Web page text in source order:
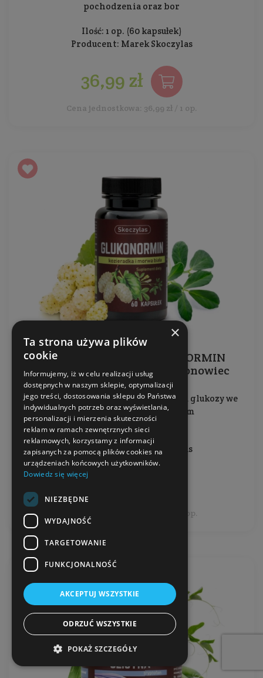
pochodzenia oraz bor
Ilość: 1 op. (60 kapsułek)
Producent: Marek Skoczylas
36,99 zł
Cena jednostkowa: 36,99 zł / 1 op.
Suplement diety - GLUKONORMIN
kozieradka, morwa, cynamonowiec
Pomaga utrzymać prawidłowy poziom glukozy we
krwi, wspomaga metabolizm
Ilość: 1 op. (60 kapsułek)
Producent:Marek Skoczylas
42,99 zł
Cena jednostkowa: 42,99 zł / 1 op.
×
Ta strona używa plików
cookie
Informujemy, iż w celu realizacji usług
dostępnych w naszym sklepie, optymalizacji
jego treści, dostosowania sklepu do Państwa
indywidualnych potrzeb oraz wyświetlania,
personalizacji i mierzenia skuteczności
reklam w ramach zewnętrznych sieci
reklamowych, korzystamy z informacji
zapisanych za pomocą plików cookies na
urządzeniach końcowych użytkowników.
Dowiedz się więcej
NIEZBĘDNE
WYDAJNOŚĆ
TARGETOWANIE
FUNKCJONALNOŚĆ
AKCEPTUJ WSZYSTKIE
ODRZUĆ WSZYSTKIE
POKAŻ SZCZEGÓŁY